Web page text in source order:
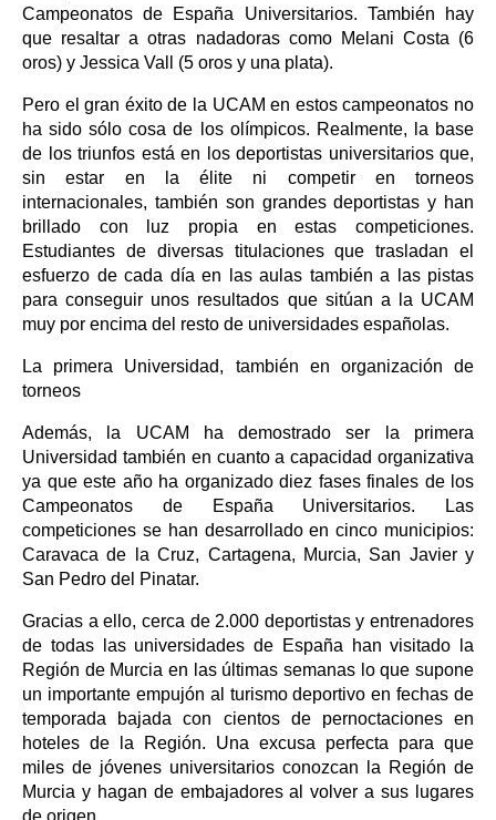
Campeonatos de España Universitarios. También hay
que resaltar a otras nadadoras como Melani Costa (6
oros) y Jessica Vall (5 oros y una plata).
Pero el gran éxito de la UCAM en estos campeonatos no
ha sido sólo cosa de los olímpicos. Realmente, la base
de los triunfos está en los deportistas universitarios que,
sin estar en la élite ni competir en torneos
internacionales, también son grandes deportistas y han
brillado con luz propia en estas competiciones.
Estudiantes de diversas titulaciones que trasladan el
esfuerzo de cada día en las aulas también a las pistas
para conseguir unos resultados que sitúan a la UCAM
muy por encima del resto de universidades españolas.
La primera Universidad, también en organización de
torneos
Además, la UCAM ha demostrado ser la primera
Universidad también en cuanto a capacidad organizativa
ya que este año ha organizado diez fases finales de los
Campeonatos de España Universitarios. Las
competiciones se han desarrollado en cinco municipios:
Caravaca de la Cruz, Cartagena, Murcia, San Javier y
San Pedro del Pinatar.
Gracias a ello, cerca de 2.000 deportistas y entrenadores
de todas las universidades de España han visitado la
Región de Murcia en las últimas semanas lo que supone
un importante empujón al turismo deportivo en fechas de
temporada bajada con cientos de pernoctaciones en
hoteles de la Región. Una excusa perfecta para que
miles de jóvenes universitarios conozcan la Región de
Murcia y hagan de embajadores al volver a sus lugares
de origen.